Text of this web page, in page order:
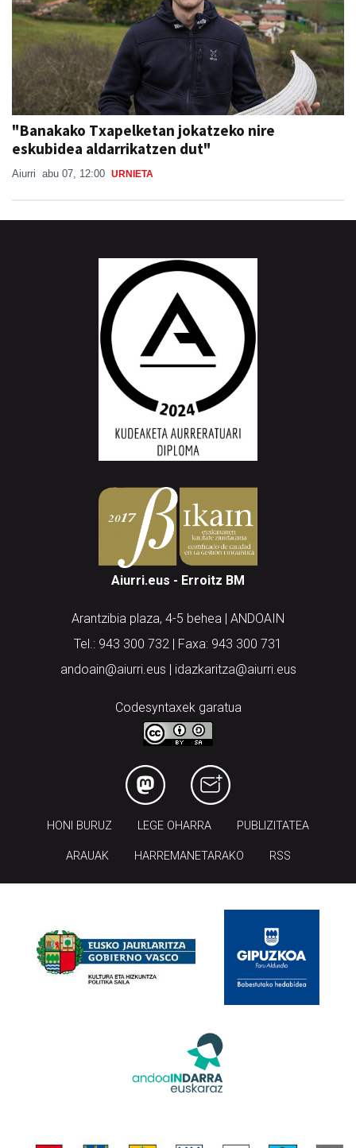
"Banakako Txapelketan jokatzeko nire
eskubidea aldarrikatzen dut"
Aiurri abu 07, 12:00 URNIETA
Aiurri.eus - Erroitz BM
Arantzibia plaza, 4-5 behea | ANDOAIN
Tel.: 943 300 732 | Faxa: 943 300 731
andoain@aiurri.eus | idazkaritza@aiurri.eus
Codesyntaxek garatua
HONI BURUZ LEGE OHARRA PUBLIZITATEA
ARAUAK HARREMANETARAKO RSS